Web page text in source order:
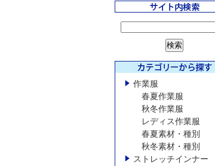
作業服
春夏作業服
秋冬作業服
レディス作業服
春夏素材・種別
秋冬素材・種別
ストレッチインナー